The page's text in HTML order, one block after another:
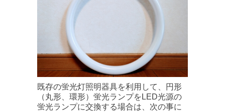
既存の蛍光灯照明器具を利用して、円形
（丸形、環形）蛍光ランプをLED光源の
蛍光ランプに交換する場合は、次の事に